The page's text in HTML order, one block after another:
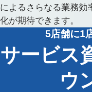
によるさらなる業務効
化が期待できます。
5店舗に1
サービス
ウ